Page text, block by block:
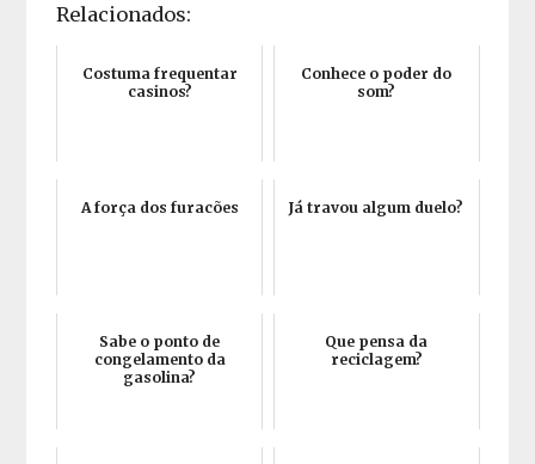
Relacionados:
Costuma frequentar
casinos?
Conhece o poder do
som?
A força dos furacões Já travou algum duelo?
Sabe o ponto de
congelamento da
gasolina?
Que pensa da
reciclagem?